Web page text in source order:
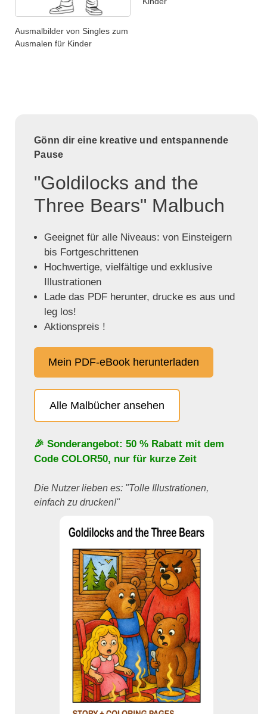
Ausmalbilder von Singles zum
Ausmalen für Kinder
Gönn dir eine kreative und entspannende
Pause
"Goldilocks and the
Three Bears" Malbuch
Geeignet für alle Niveaus: von Einsteigern
bis Fortgeschrittenen
Hochwertige, vielfältige und exklusive
Illustrationen
Lade das PDF herunter, drucke es aus und
leg los!
Aktionspreis !
Mein PDF-eBook herunterladen
Alle Malbücher ansehen
🎉 Sonderangebot: 50 % Rabatt mit dem
Code COLOR50, nur für kurze Zeit
Die Nutzer lieben es: "Tolle Illustrationen,
einfach zu drucken!"